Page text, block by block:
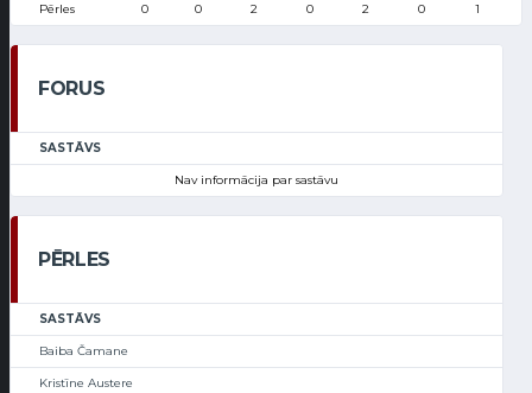
Pērles 0 0 2 0 2 0 1
FORUS
SASTĀVS
Nav informācija par sastāvu
PĒRLES
SASTĀVS
Baiba Čamane
Kristīne Austere